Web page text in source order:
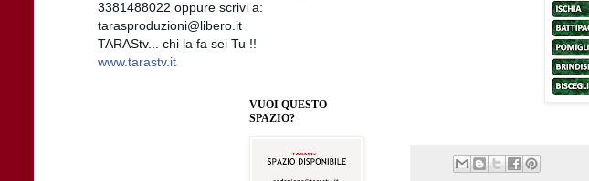
3381488022 oppure scrivi a:
tarasproduzioni@libero.it
TARAStv... chi la fa sei Tu !!
www.tarastv.it
VUOI QUESTO
SPAZIO?